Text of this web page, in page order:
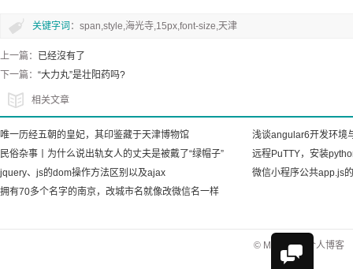
关键字词 ：span,style,海光寺,15px,font-size,天津
上一篇： 已经沒有了
下一篇： “大力丸”是壮阳药吗?
相关文章
唯一历经五朝的皇妃，其印鉴藏于天津博物馆
浅谈angular6开发环境
民俗杂事丨为什么说出轨女人的丈夫是被戴了“绿帽子”
远程PuTTY，安装
jquery、js的dom操作方法区别以及ajax
微信小程序公共app.js
拥有70多个名字的南京，改城市名就像改微信名一样
© Mr.Tang的个人博